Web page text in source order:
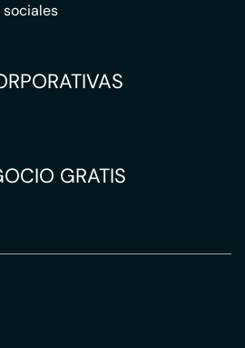
sociales
GRATIS